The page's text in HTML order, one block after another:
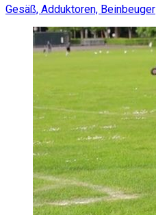
Gesäß, Adduktoren, Beinbeuger